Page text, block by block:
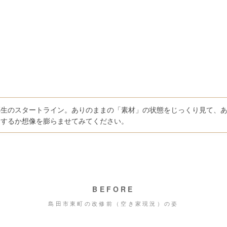
のスタートライン。ありのままの「素材」の状態をじっくり見て、
するか想像を膨らませてみてください。
BEFORE
島田市東町の改修前（空き家現況）の姿